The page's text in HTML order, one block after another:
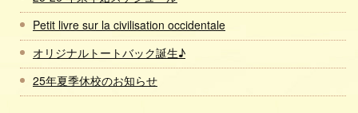
Petit livre sur la civilisation occidentale
オリジナルトートバック誕生♪
25年夏季休校のお知らせ